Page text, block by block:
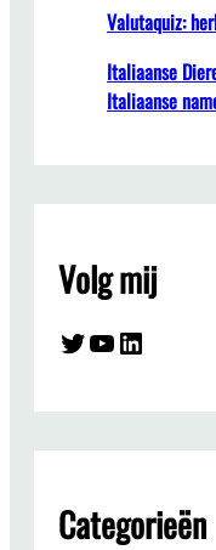
Valutaquiz:
Italiaanse
Italiaanse
Volg mij
Twitter YouTube LinkedIn
Categorieën